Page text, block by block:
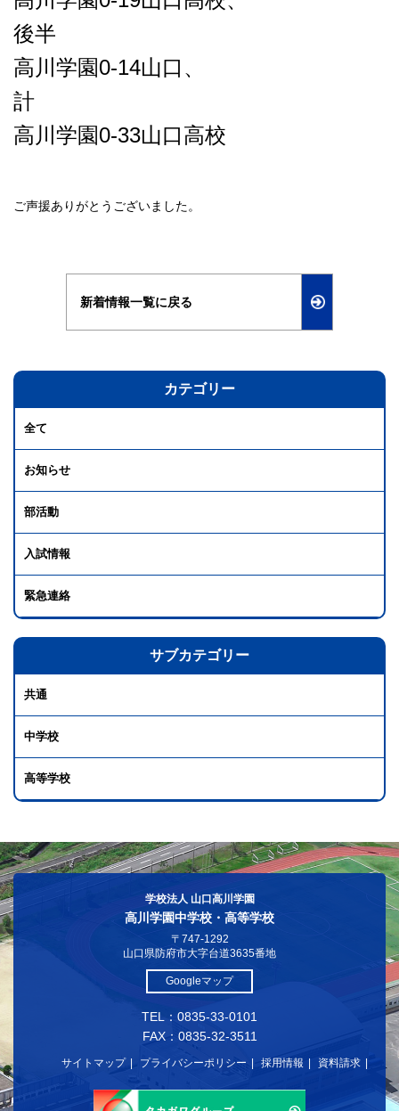
後半
高川学園0-14山口、
計
高川学園0-33山口高校
ご声援ありがとうございました。
新着情報一覧に戻る
カテゴリー
全て
お知らせ
部活動
入試情報
緊急連絡
サブカテゴリー
共通
中学校
高等学校
学校法人 山口高川学園
高川学園中学校・高等学校
〒747-1292
山口県防府市大字台道3635番地
Googleマップ
TEL：0835-33-0101
FAX：0835-32-3511
サイトマップ プライバシーポリシー 採用情報 資料請求